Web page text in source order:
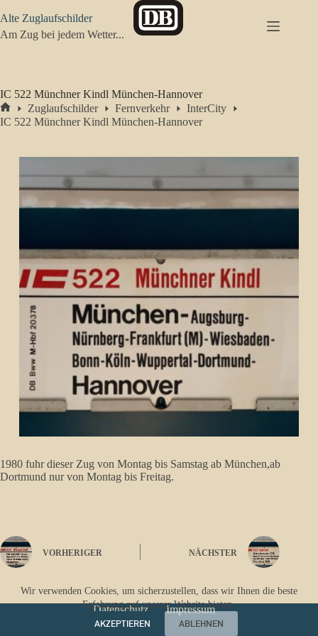
Inhalt
springen
Wir verwenden Cookies, um sicherzustellen, dass wir Ihnen die beste
Erfahrung auf unserer Website bieten.
AKZEPTIEREN
ABLEHNEN
Alte Zuglaufschilder
Am Zug bei jedem Wetter...
IC 522 Münchner Kindl München-Hannover
Start
Zuglaufschilder Fernverkehr
InterCity
IC 522 Münchner Kindl München-Hannover
1980 fuhr dieser Zug von Montag bis Samstag ab München,ab
Dortmund nur von Montag bis Freitag.
VORHERIGER NÄCHSTER
Datenschutz Impressum